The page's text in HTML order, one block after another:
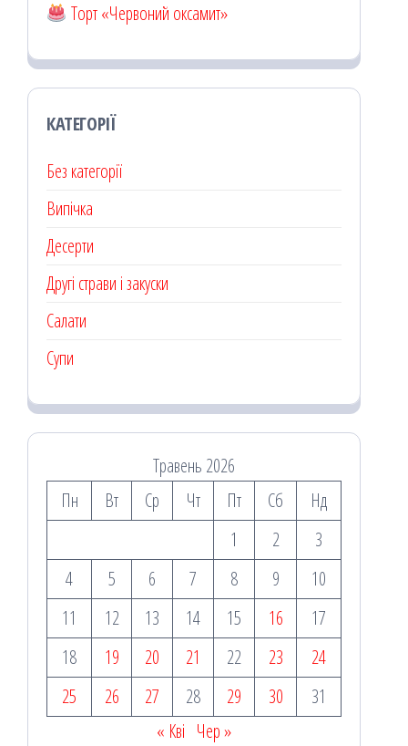
Торт «Червоний оксамит»
КАТЕГОРІЇ
Без категорії
Випічка
Десерти
Другі страви і закуски
Салати
Супи
Травень 2026
Пн
Вт Ср Чт Пт Сб
Нд
1
2
3
4
5 6 7 8 9
10
11
12 13 14 15 16
17
18
19 20 21 22 23
24
25
26 27 28 29 30
31
« Кві Чер »